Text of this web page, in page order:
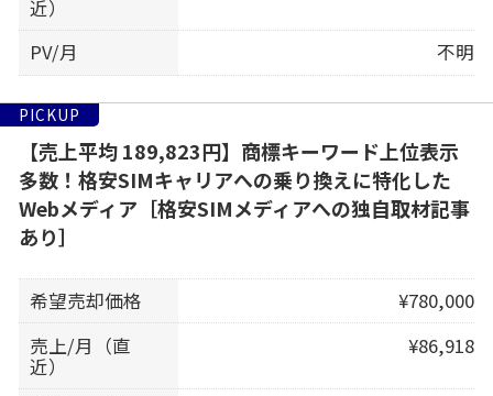
近）
PV/月 不明
PICKUP
【売上平均 189,823円】商標キーワード上位表示
多数！格安SIMキャリアへの乗り換えに特化した
Webメディア［格安SIMメディアへの独自取材記事
あり］
希望売却価格
¥780,000
売上/月（直
近）
¥86,918